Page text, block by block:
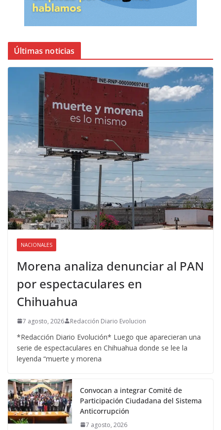
Últimas noticias
NACIONALES
Morena analiza denunciar al PAN
por espectaculares en
Chihuahua
7 agosto, 2026 Redacción Diario Evolucion
*Redacción Diario Evolución* Luego que aparecieran una
serie de espectaculares en Chihuahua donde se lee la
leyenda “muerte y morena
Convocan a integrar Comité de
Participación Ciudadana del Sistema
Anticorrupción
7 agosto, 2026